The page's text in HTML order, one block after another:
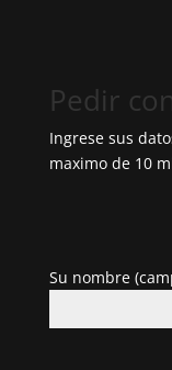
Pedir
Ingrese sus
maximo de 10
Su nombre